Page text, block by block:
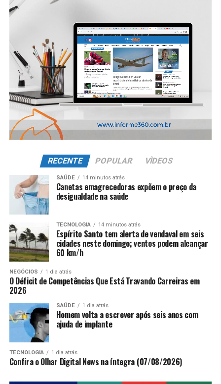
RECENTE POPULAR VÌDEOS
SAÚDE 14 minutos atrás
Canetas emagrecedoras expõem o preço da
desigualdade na saúde
TECNOLOGIA 14 minutos atrás
Espírito Santo tem alerta de vendaval em seis
cidades neste domingo; ventos podem alcançar
60 km/h
NEGÓCIOS 1 dia atrás
O Déficit de Competências Que Está Travando Carreiras em
2026
SAÚDE 1 dia atrás
Homem volta a escrever após seis anos com
ajuda de implante
TECNOLOGIA 1 dia atrás
Confira o Olhar Digital News na íntegra (07/08/2026)